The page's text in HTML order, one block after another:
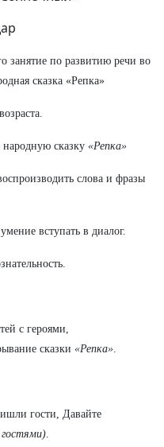
занятие по развитию речи во
сказка «Репка»
народную сказку «Репка»
слова и фразы
вступать в диалог.
с героями,
сказки «Репка».
гости, Давайте
.